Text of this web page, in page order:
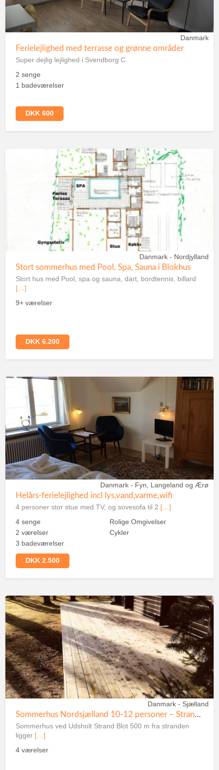
Danmark
Ferielejlighed med terrasse og grønne områder
Super dejlig lejlighed i Svendborg C.
2 senge
1 badeværelser
DKK 600
Danmark - Nordjylland
Stort sommerhus med Pool, Spa, Sauna i Blokhus
Stort hus med Pool, spa og sauna, dart, bordtennis, billard
[…]
9+ værelser
DKK 6.200
Danmark - Fyn, Langeland og Ærø
Helårs-ferielejlighed incl lys,vand,varme,wifi
4 personer stor stue med TV, og sovesofa til 2 […]
4 senge
2 værelser
3 badeværelser
Rolige Omgivelser
Cykler
DKK 2.500
Danmark - Sjælland
Sommerhus Nordsjælland 10-12 personer – Strand 500m
Sommerhus ved Udsholt Strand Blot 500 m fra stranden
ligger […]
4 værelser